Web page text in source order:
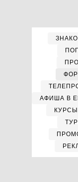
АФИША В